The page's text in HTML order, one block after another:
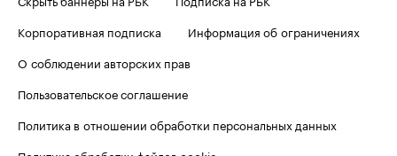
Корпоративная подписка
Информация об ограничениях
О соблюдении авторских прав
Пользовательское соглашение
Политика в отношении обработки персональных данных